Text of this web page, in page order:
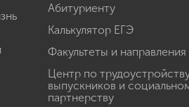
Абитуриенту
Калькулятор ЕГЭ
Факультеты и направления
Центр по
выпускников и
партнерству